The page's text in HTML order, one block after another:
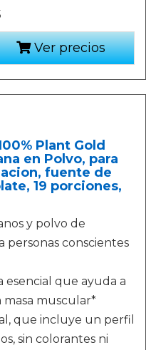
Ver precios
Plant Gold
en Polvo, para
fuente de
19 porciones,
y polvo de
conscientes
que ayuda a
muscular*
que incluye un perfil
sin colorantes ni